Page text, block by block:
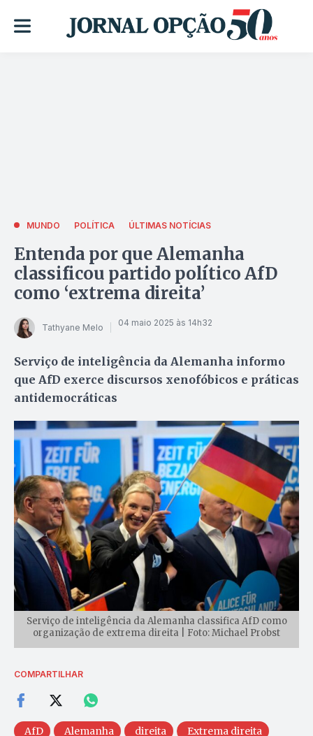
MUNDO POLÍTICA ÚLTIMAS NOTÍCIAS
Entenda por que Alemanha
classificou partido político AfD
como ‘extrema direita’
Tathyane Melo 04 maio 2025 às 14h32
Serviço de inteligência da Alemanha informo
que AfD exerce discursos xenofóbicos e práticas
antidemocráticas
Serviço de inteligência da Alemanha classifica AfD como
organização de extrema direita | Foto: Michael Probst
COMPARTILHAR
AfD Alemanha direita
Extrema direita